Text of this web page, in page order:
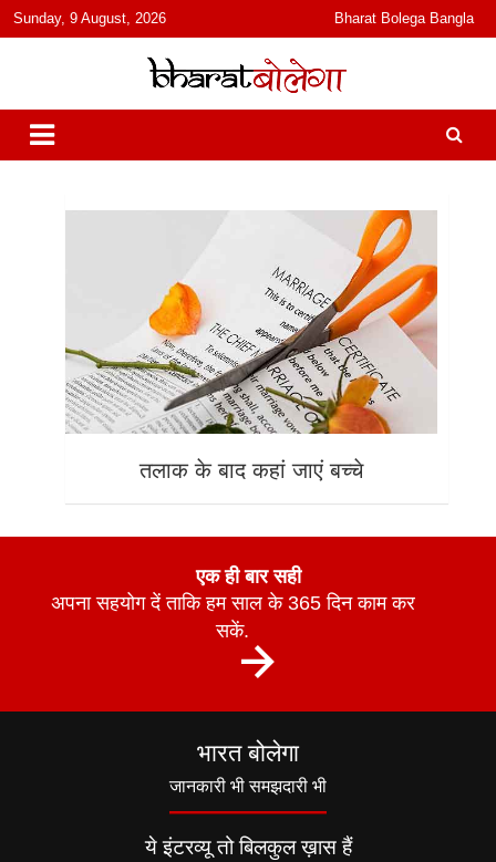
content
Sunday, 9 August, 2026 Bharat Bolega Bangla
भारत बोलेगा
हिंदी में समाचार, विचार, ऑडियो, वीडियो और फ़ीचर. भारत बोलेगा हिंदी न्यूज़ वेबसाइट
India: News, Views, Info, Trends & Podcast I जानकारी भी समझदारी भी
और पॉडकास्ट
तलाक के बाद कहां जाएं बच्चे
एक ही बार सही
अपना सहयोग दें ताकि हम साल के 365 दिन काम कर
सकें.
भारत बोलेगा
जानकारी भी समझदारी भी
ये इंटरव्यू तो बिलकुल ख़ास हैं